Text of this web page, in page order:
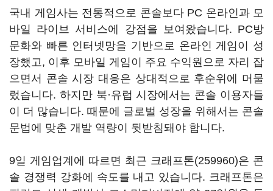
국내 게임사는 전통적으로 콘솔보다 PC 온라인과 모
바일 라이브 서비스에 강점을 보여왔습니다. PC방
문화와 빠른 인터넷망을 기반으로 온라인 게임이 성
장했고, 이후 모바일 게임이 주요 수익원으로 자리 잡
으면서 콘솔 시장 대응은 상대적으로 후순위에 머물
렀습니다. 하지만 북·유럽 시장에서는 콘솔 이용자들
이 더 많습니다. 때문에 글로벌 성장을 위해서는 콘솔
문법에 맞춘 개발 역량이 뒷받침돼야 합니다.
9일 게임업계에 따르면 최근 크래프톤(259960)은 콘
솔 경쟁력 강화에 속도를 내고 있습니다. 크래프톤은